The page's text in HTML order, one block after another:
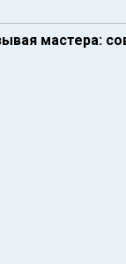
мастера: